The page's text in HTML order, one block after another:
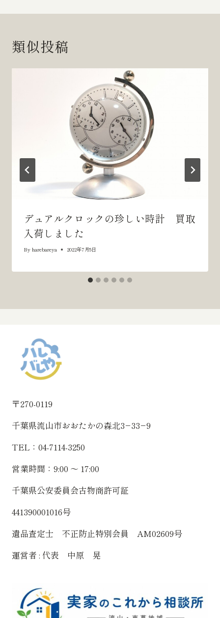
ビ
ゲ
ー
類似投稿
デュアルクロックの珍しい時計 買取
入荷しました
By harebareya 2022年7月5日
〒270-0119
千葉県流山市おおたかの森北3−33−9
TEL：04-7114-3250
営業時間：9:00 〜 17:00
千葉県公安委員会古物商許可証
441390001016号
遺品査定士 不正防止特別会員 AM02609号
運営者 : 代表 中原 晃